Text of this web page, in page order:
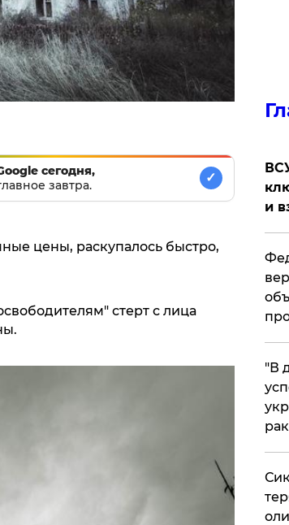
сегодня,
завтра.
✓
цены, раскупалось быстро,
стерт с лица
и
​"В